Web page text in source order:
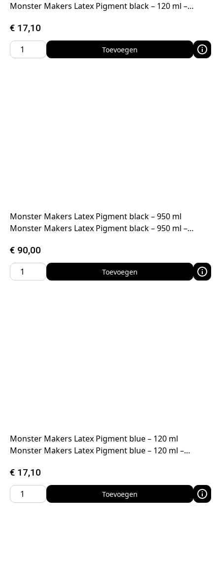
Monster Makers Latex Pigment black – 120 ml –…
€ 17,10
Toevoegen
Monster Makers Latex Pigment black – 950 ml
Monster Makers Latex Pigment black – 950 ml –…
€ 90,00
Toevoegen
Monster Makers Latex Pigment blue – 120 ml
Monster Makers Latex Pigment blue – 120 ml –…
€ 17,10
Toevoegen